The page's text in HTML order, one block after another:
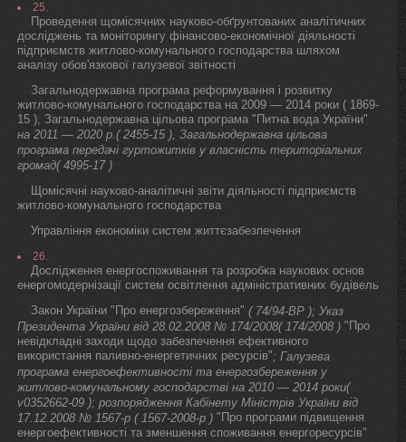
25.
Проведення щомісячних науково-обґрунтованих аналітичних
досліджень та моніторингу фінансово-економічної діяльності
підприємств житлово-комунального господарства шляхом
аналізу обов'язкової галузевої звітності
Загальнодержавна програма реформування і розвитку
житлово-комунального господарства на 2009 — 2014 роки ( 1869-
15 ), Загальнодержавна цільова програма "Питна вода України"
на 2011 — 2020 р.( 2455-15 ), Загальнодержавна цільова
програма передачі гуртожитків у власність територіальних
громад( 4995-17 )
Щомісячні науково-аналітичні звіти діяльності підприємств
житлово-комунального господарства
Управління економіки систем життєзабезпечення
26.
Дослідження енергоспоживання та розробка наукових основ
енергомодернізації систем освітлення адміністративних будівель
Закон України "Про енергозбереження" ( 74/94-ВР ); Указ
Президента України від 28.02.2008 № 174/2008( 174/2008 ) "Про
невідкладні заходи щодо забезпечення ефективного
використання паливно-енергетичних ресурсів"; Галузева
програма енергоефективності та енергозбереження у
житлово-комунальному господарстві на 2010 — 2014 роки(
v0352662-09 ); розпорядження Кабінету Міністрів України від
17.12.2008 № 1567-р ( 1567-2008-р ) "Про програми підвищення
енергоефективності та зменшення споживання енергоресурсів"